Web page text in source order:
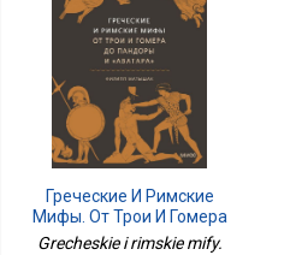
Греческие И Римские
Мифы. От Трои И Гомера
До Пандоры И Аватара
Grecheskie i rimskie mify.